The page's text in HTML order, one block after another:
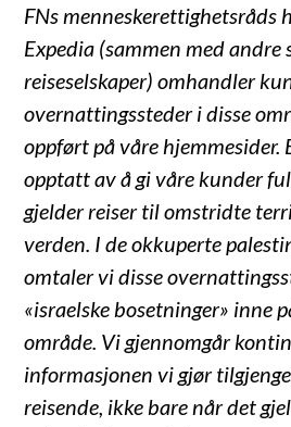
FNs menneskerettighetsråds
Expedia (sammen med andre
reiseselskaper) omhandler
overnattingssteder i disse
oppført på våre hjemmesider.
opptatt av å gi våre kunder
gjelder reiser til omstridte
verden. I de okkuperte
omtaler vi disse
«israelske bosetninger» inne
område. Vi gjennomgår
informasjonen vi gjør
reisende, ikke bare når det